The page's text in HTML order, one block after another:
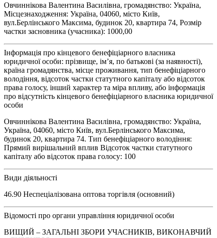
Овчиннікова Валентина Василівна, громадянство: Україна,
Місцезнаходження: Україна, 04060, місто Київ,
вул.Берлінського Максима, будинок 20, квартира 74, Розмір
частки засновника (учасника): 1000,00
Інформація про кінцевого бенефіціарного власника
юридичної особи: прізвище, ім’я, по батькові (за наявності),
країна громадянства, місце проживання, тип бенефіціарного
володіння, відсоток частки статутного капіталу або відсоток
права голосу, інший характер та міра впливу, або інформація
про відсутність кінцевого бенефіціарного власника юридичної
особи
Овчиннікова Валентина Василівна, громадянство: Україна,
Україна, 04060, місто Київ, вул.Берлінського Максима,
будинок 20, квартира 74. Тип бенефіціарного володіння:
Прямий вирішальний вплив Відсоток частки статутного
капіталу або відсоток права голосу: 100
Види діяльності
46.90 Неспеціалізована оптова торгівля (основний)
Відомості про органи управління юридичної особи
ВИЩИЙ – ЗАГАЛЬНІ ЗБОРИ УЧАСНИКІВ, ВИКОНАВЧИЙ